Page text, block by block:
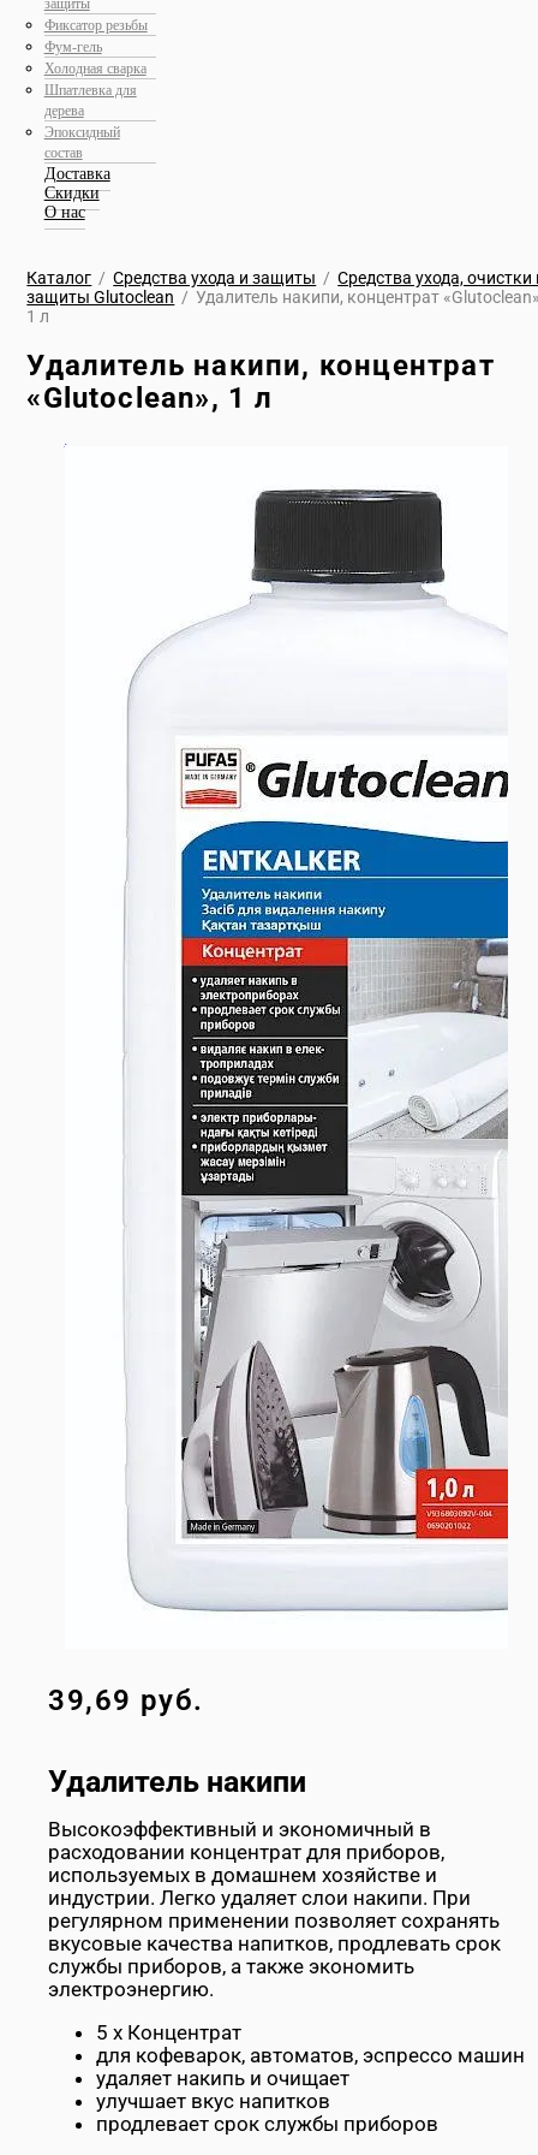
защиты
Фиксатор резьбы
Фум-гель
Холодная сварка
Шпатлевка для
дерева
Эпоксидный
состав
Доставка
Скидки
О нас
Каталог / Средства ухода и защиты / Средства ухода, очистки
защиты Glutoclean / Удалитель накипи, концентрат
1 л
Удалитель накипи, концентрат
«Glutoclean», 1 л
39,69 руб.
Удалитель накипи
Высокоэффективный и экономичный в
расходовании концентрат для приборов,
используемых в домашнем хозяйстве и
индустрии. Легко удаляет слои накипи. При
регулярном применении позволяет сохранять
вкусовые качества напитков, продлевать срок
службы приборов, а также экономить
электроэнергию.
5 х Концентрат
для кофеварок, автоматов, эспрессо машин
удаляет накипь и очищает
улучшает вкус напитков
продлевает срок службы приборов